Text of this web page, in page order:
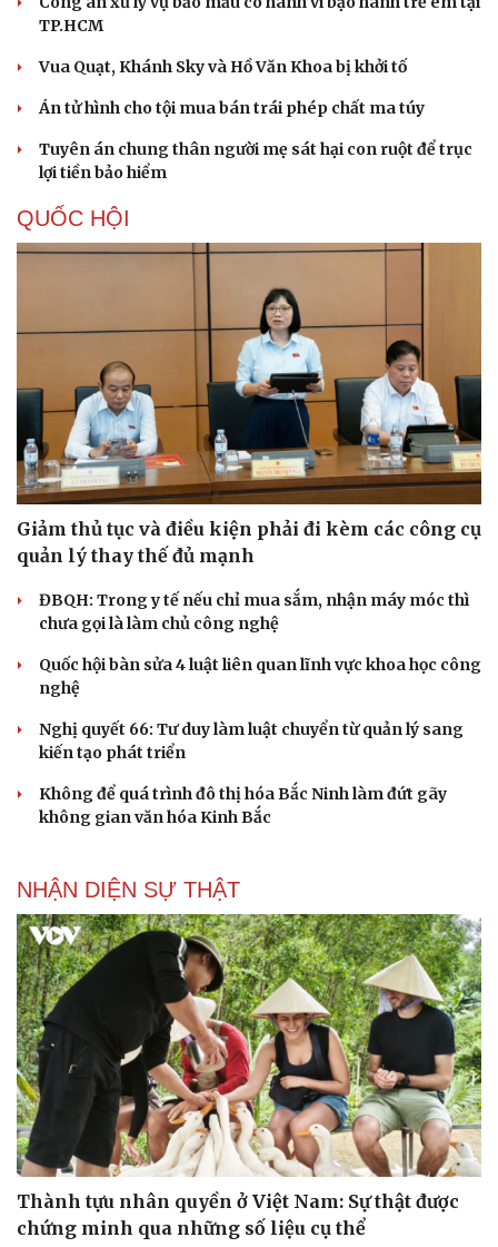
Cải chính
TP.HCM
Vua Quạt, Khánh Sky và Hồ Văn Khoa bị khởi tố
Án tử hình cho tội mua bán trái phép chất ma túy
Tuyên án chung thân người mẹ sát hại con ruột để trục
lợi tiền bảo hiểm
QUỐC HỘI
Giảm thủ tục và điều kiện phải đi kèm các công cụ
quản lý thay thế đủ mạnh
ĐBQH: Trong y tế nếu chỉ mua sắm, nhận máy móc thì
chưa gọi là làm chủ công nghệ
Quốc hội bàn sửa 4 luật liên quan lĩnh vực khoa học công
nghệ
Nghị quyết 66: Tư duy làm luật chuyển từ quản lý sang
kiến tạo phát triển
Không để quá trình đô thị hóa Bắc Ninh làm đứt gãy
không gian văn hóa Kinh Bắc
NHẬN DIỆN SỰ THẬT
Thành tựu nhân quyền ở Việt Nam: Sự thật được
chứng minh qua những số liệu cụ thể